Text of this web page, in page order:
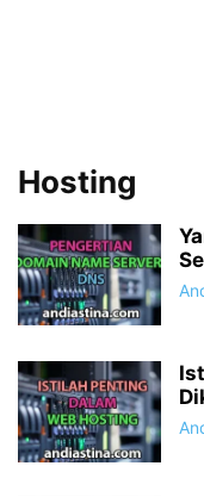
Hosting